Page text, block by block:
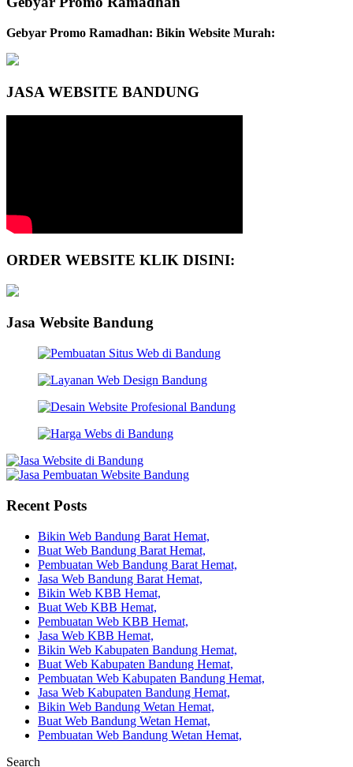
Gebyar Promo Ramadhan: Bikin Website Murah:
JASA WEBSITE BANDUNG
ORDER WEBSITE KLIK DISINI:
Jasa Website Bandung
Recent Posts
Bikin Web Bandung Barat Hemat,
Buat Web Bandung Barat Hemat,
Pembuatan Web Bandung Barat Hemat,
Jasa Web Bandung Barat Hemat,
Bikin Web KBB Hemat,
Buat Web KBB Hemat,
Pembuatan Web KBB Hemat,
Jasa Web KBB Hemat,
Bikin Web Kabupaten Bandung Hemat,
Buat Web Kabupaten Bandung Hemat,
Pembuatan Web Kabupaten Bandung Hemat,
Jasa Web Kabupaten Bandung Hemat,
Bikin Web Bandung Wetan Hemat,
Buat Web Bandung Wetan Hemat,
Pembuatan Web Bandung Wetan Hemat,
Search